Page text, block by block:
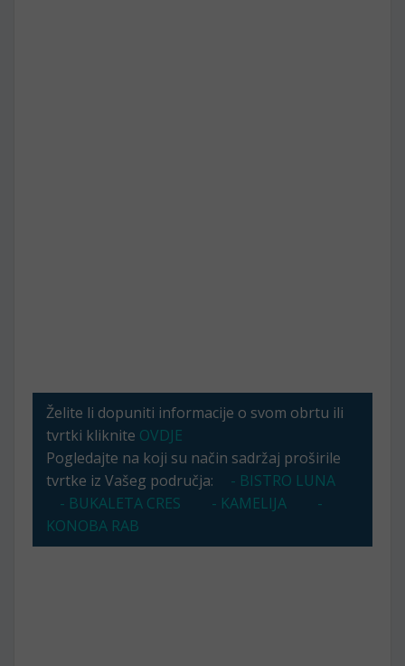
Želite li dopuniti informacije o svom obrtu ili
tvrtki kliknite OVDJE
Pogledajte na koji su način sadržaj proširile
tvrtke iz Vašeg područja:
- BISTRO LUNA
- BUKALETA CRES
- KAMELIJA
-
KONOBA RAB